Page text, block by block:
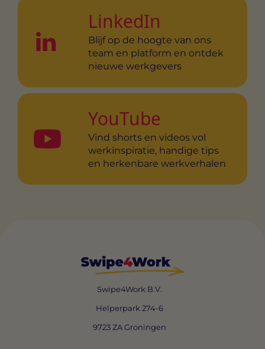
LinkedIn
Blijf op de hoogte van ons
team en platform en ontdek
nieuwe werkgevers
YouTube
Vind shorts en videos vol
werkinspiratie, handige tips
en herkenbare werkverhalen
Swipe4Work B.V.
Helperpark 274-6
9723 ZA Groningen